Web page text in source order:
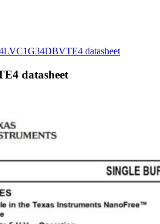
datasheet
datasheet